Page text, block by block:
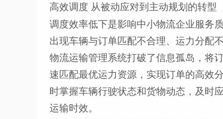
高效调度 从被动应对到主动规划的转型
调度效率低下是影响中小物流企业服务
出现车辆与订单匹配不合理、运力分配
物流运输管理系统打破了信息孤岛，将
速匹配最优运力资源，实现订单的高效
时掌握车辆行驶状态和货物动态，及时
运输时效。